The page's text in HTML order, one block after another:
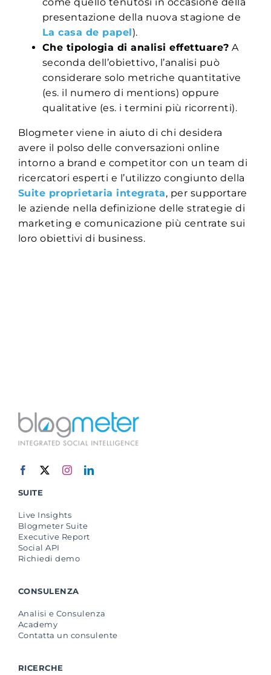
presentazione della nuova stagione de
La casa de papel).
Che tipologia di analisi effettuare? A
seconda dell’obiettivo, l’analisi può
considerare solo metriche quantitative
(es. il numero di mentions) oppure
qualitative (es. i termini più ricorrenti).
Blogmeter viene in aiuto di chi desidera
avere il polso delle conversazioni online
intorno a brand e competitor con un team di
ricercatori esperti e l’utilizzo congiunto della
Suite proprietaria integrata, per supportare
le aziende nella definizione delle strategie di
marketing e comunicazione più centrate sui
loro obiettivi di business.
SUITE
Live Insights
Blogmeter Suite
Executive Report
Social API
Richiedi demo
CONSULENZA
Analisi e Consulenza
Academy
Contatta un consulente
RICERCHE